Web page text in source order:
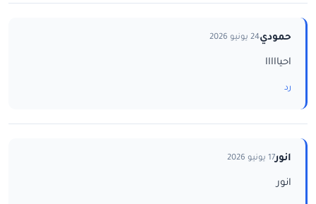
حمودي24 يونيو 2026
احيااااا
رد
انور17 يونيو 2026
انور